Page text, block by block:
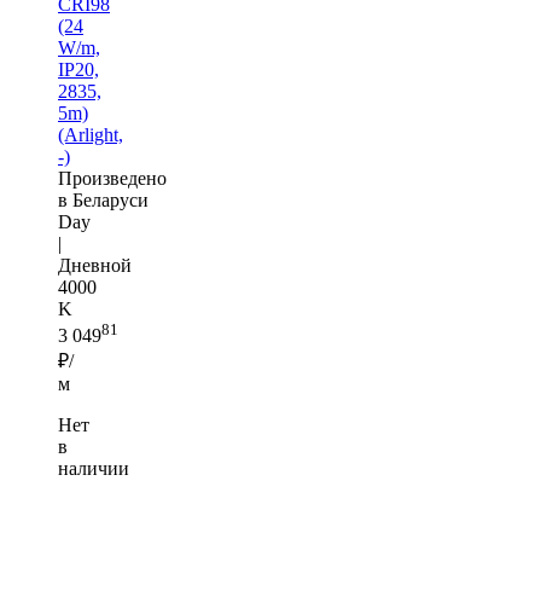
(24
W/m,
IP20,
2835,
5m)
(Arlight,
-)
Произведено
в Беларуси
Day
|
Дневной
4000
K
3 04981
₽/
м
Нет
в
наличии